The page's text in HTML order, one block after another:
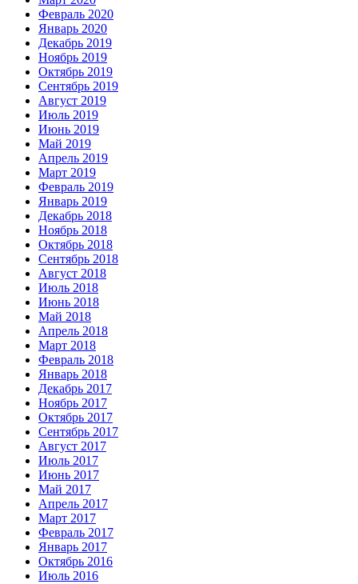
Февраль 2020
Январь 2020
Декабрь 2019
Ноябрь 2019
Октябрь 2019
Сентябрь 2019
Август 2019
Июль 2019
Июнь 2019
Май 2019
Апрель 2019
Март 2019
Февраль 2019
Январь 2019
Декабрь 2018
Ноябрь 2018
Октябрь 2018
Сентябрь 2018
Август 2018
Июль 2018
Июнь 2018
Май 2018
Апрель 2018
Март 2018
Февраль 2018
Январь 2018
Декабрь 2017
Ноябрь 2017
Октябрь 2017
Сентябрь 2017
Август 2017
Июль 2017
Июнь 2017
Май 2017
Апрель 2017
Март 2017
Февраль 2017
Январь 2017
Октябрь 2016
Июль 2016